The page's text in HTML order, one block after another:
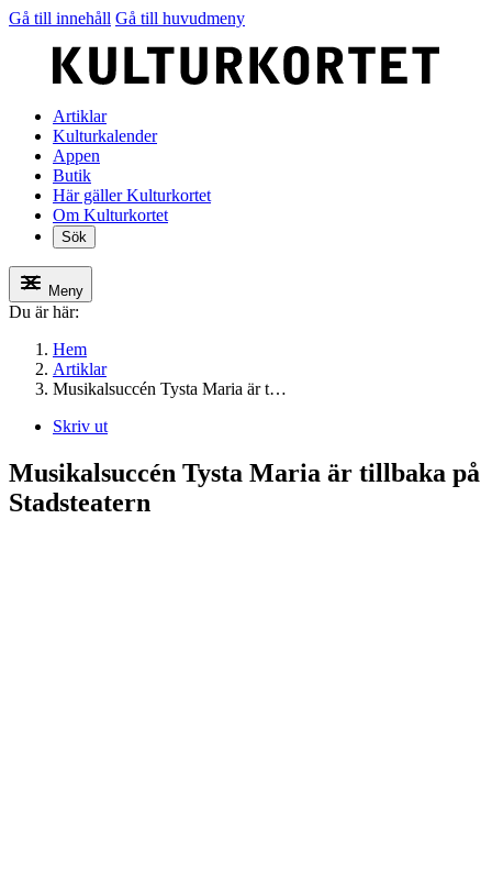
Gå till innehåll Gå till huvudmeny
Artiklar
Kulturkalender
Appen
Butik
Här gäller Kulturkortet
Om Kulturkortet
Sök
Meny
Du är här:
Hem
Artiklar
Musikalsuccén Tysta Maria är t…
Skriv ut
Musikalsuccén Tysta Maria är tillbaka på
Stadsteatern